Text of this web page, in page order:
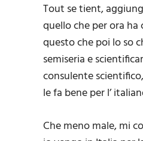
Tout se tient,
quello che per ora ha
questo che poi lo so
semiseria e
consulente
le fa bene per l’
Che meno male, mi